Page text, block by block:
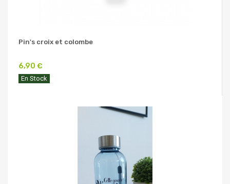
Pin's croix et colombe
6,90 €
En Stock